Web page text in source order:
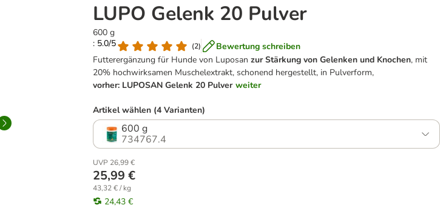
LUPO Gelenk 20 Pulver
600 g
: 5.0/5
(2)
Bewertung schreiben
Futterergänzung für Hunde von Luposanzur Stärkung von Gelenken und Knochen, mit
20% hochwirksamen Muschelextrakt, schonend hergestellt, in Pulverform,
vorher: LUPOSAN Gelenk 20 Pulver weiter
Artikel wählen (4 Varianten)
600 g
734767.4
UVP 26,99 €
25,99 €
43,32 € / kg
24,43 €